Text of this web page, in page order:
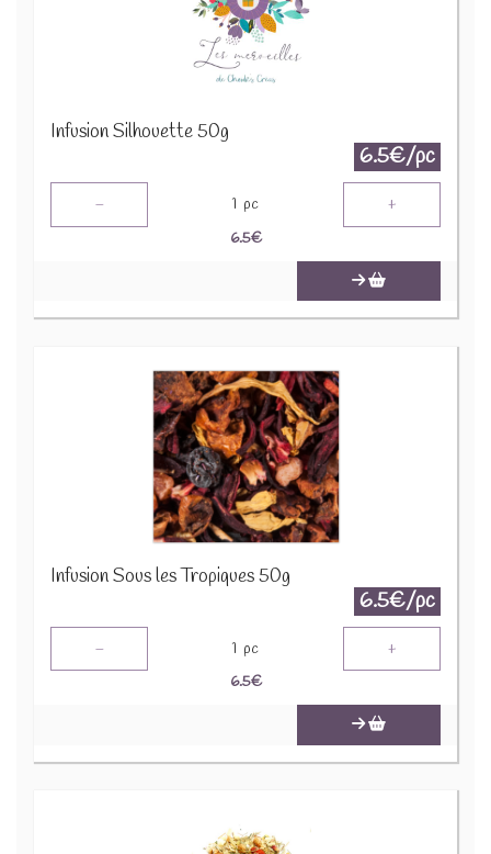
Infusion Silhouette 50g
6.5€/pc
- 1 pc +
6.5€
Infusion Sous les Tropiques 50g
6.5€/pc
- 1 pc +
6.5€